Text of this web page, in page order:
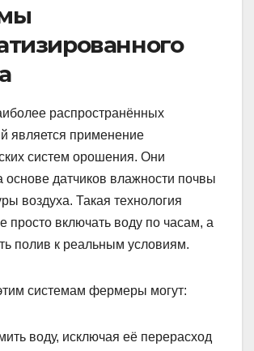
распространённых
является применение
систем орошения. Они
основе датчиков влажности почвы
воздуха. Такая технология
просто включать воду по часам, а
полив к реальным условиям.
системам фермеры могут:
воду, исключая её перерасход